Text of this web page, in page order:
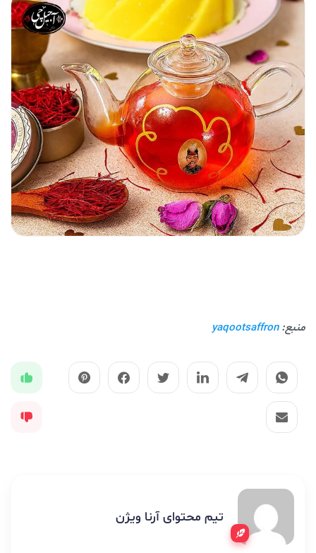
منبع:yaqootsaffron
تیم محتوای آرنا ویژن